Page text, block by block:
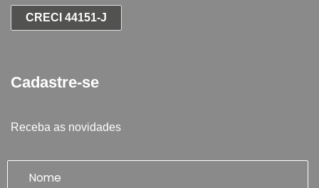
CRECI 44151-J
Cadastre-se
Receba as novidades